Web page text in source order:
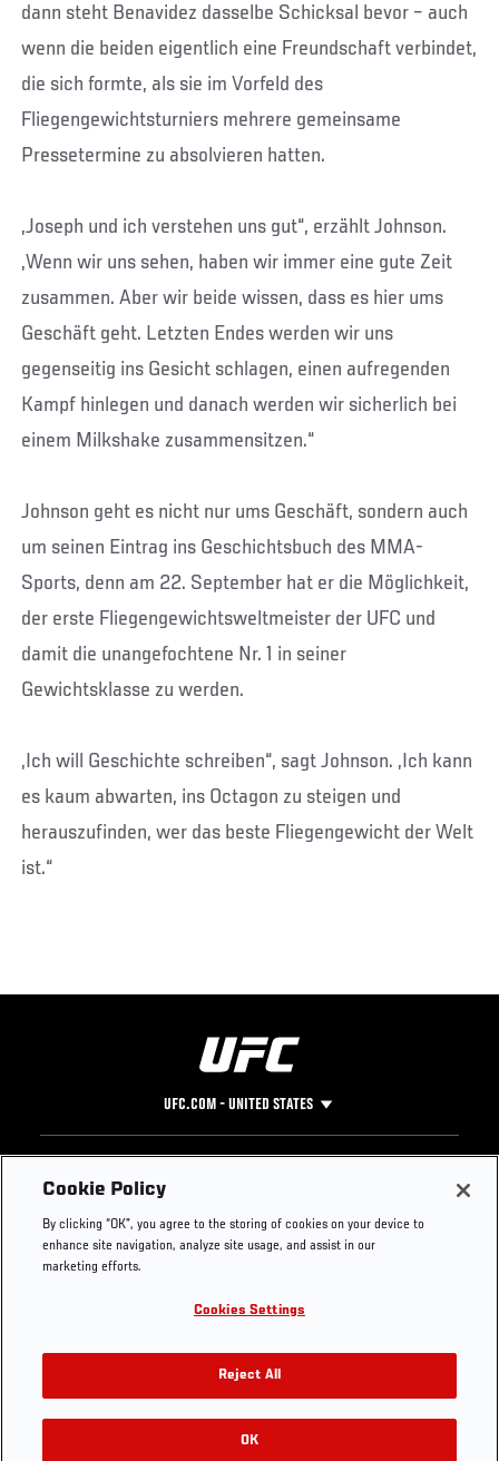
dann steht Benavidez dasselbe Schicksal bevor – auch
wenn die beiden eigentlich eine Freundschaft verbindet,
die sich formte, als sie im Vorfeld des
Fliegengewichtsturniers mehrere gemeinsame
Pressetermine zu absolvieren hatten.
„Joseph und ich verstehen uns gut“, erzählt Johnson.
„Wenn wir uns sehen, haben wir immer eine gute Zeit
zusammen. Aber wir beide wissen, dass es hier ums
Geschäft geht. Letzten Endes werden wir uns
gegenseitig ins Gesicht schlagen, einen aufregenden
Kampf hinlegen und danach werden wir sicherlich bei
einem Milkshake zusammensitzen.“
Johnson geht es nicht nur ums Geschäft, sondern auch
um seinen Eintrag ins Geschichtsbuch des MMA-
Sports, denn am 22. September hat er die Möglichkeit,
der erste Fliegengewichtsweltmeister der UFC und
damit die unangefochtene Nr. 1 in seiner
Gewichtsklasse zu werden.
„Ich will Geschichte schreiben“, sagt Johnson. „Ich kann
es kaum abwarten, ins Octagon zu steigen und
herauszufinden, wer das beste Fliegengewicht der Welt
ist.“
UFC.COM - UNITED STATES
Footer
UFC
UFC Foundation
UFC Careers
Store
UFC Video
Instagram
YouTube
TikTok
Twitter
Press
Cookie Policy
By clicking “OK”, you agree to the storing of cookies on your device to
enhance site navigation, analyze site usage, and assist in our
marketing efforts.
Cookies Settings
Reject All
OK